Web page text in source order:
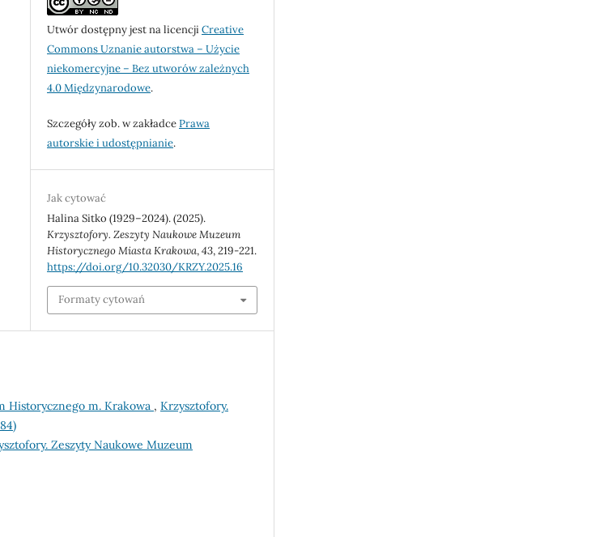
Utwór dostępny jest na licencjiCreative
Commons Uznanie autorstwa – Użycie
niekomercyjne – Bez utworów zależnych
4.0 Międzynarodowe.
Szczegóły zob. w zakładcePrawa
autorskie i udostępnianie.
Jak cytować
Halina Sitko (1929–2024). (2025).
Krzysztofory. Zeszyty Naukowe Muzeum
Historycznego Miasta Krakowa,43, 219-221.
https://doi.org/10.32030/KRZY.2025.16
Formaty cytowań
Historycznego m. Krakowa , Krzysztofory.
Zeszyty Naukowe Muzeum